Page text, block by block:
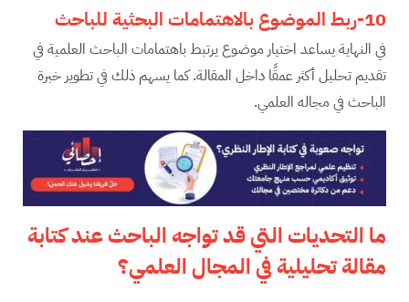
10-ربط الموضوع بالاهتمامات البحثية للباحث
في النهاية يساعد اختيار موضوع يرتبط باهتمامات الباحث العلمية في
تقديم تحليل أكثر عمقًا داخل المقالة. كما يسهم ذلك في تطوير خبرة
الباحث في مجاله العلمي.
ما التحديات التي قد تواجه الباحث عند كتابة
مقالة تحليلية في المجال العلمي؟